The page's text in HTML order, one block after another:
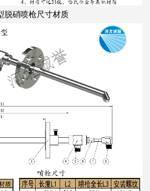
脱硝喷枪尺寸材质